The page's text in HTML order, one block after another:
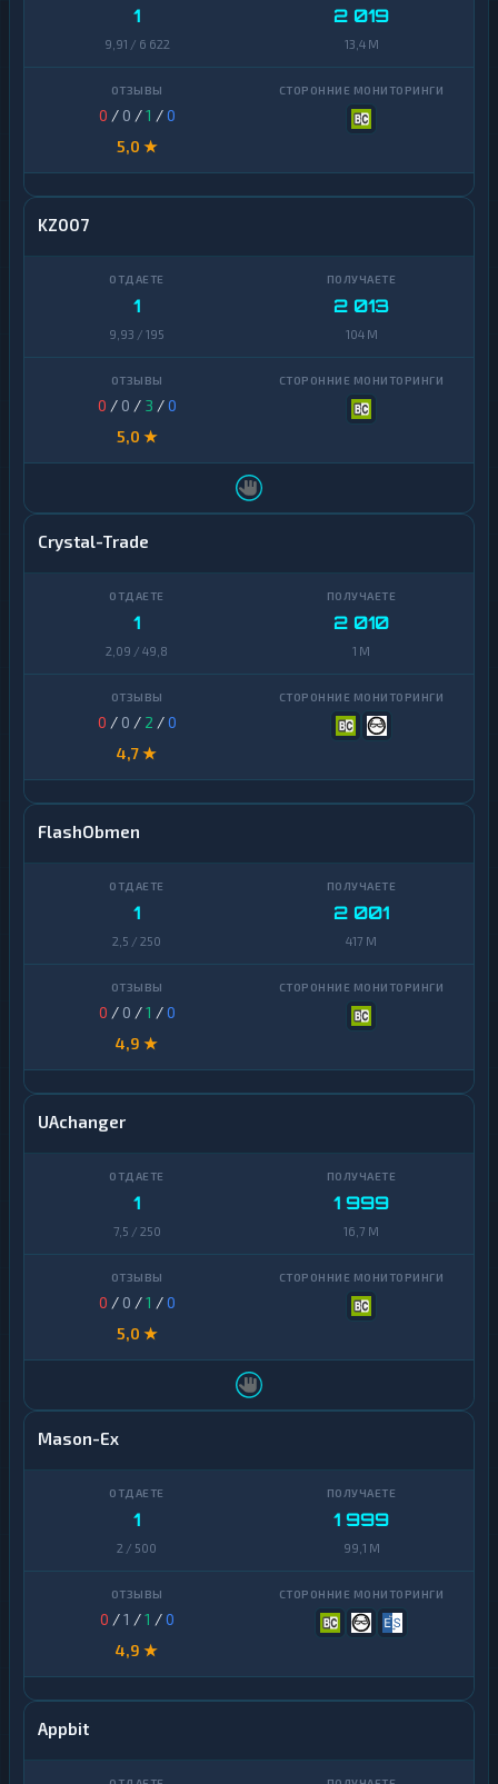
1
9,91 / 6 622
2 019
13,4 M
0 / 0 /1 /0
5,0 ★
KZ007
1
9,93 / 195
2 013
104 M
0 / 0 / 3 /0
5,0 ★
Crystal-Trade
1
2,09 / 49,8
2 010
1 M
0 / 0 / 2 /0
4,7 ★
FlashObmen
1
2,5 / 250
2 001
417 M
0 / 0 /1 /0
4,9 ★
UAchanger
1
7,5 / 250
1 999
16,7 M
0 / 0 /1 /0
5,0 ★
Mason-Ex
1
2 / 500
1 999
99,1 M
0 /1 /1 /0
4,9 ★
Appbit